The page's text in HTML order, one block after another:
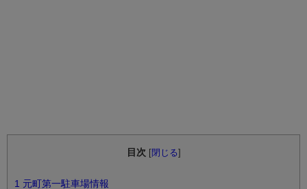
目次 閉じる
1 元町第一駐車場情報